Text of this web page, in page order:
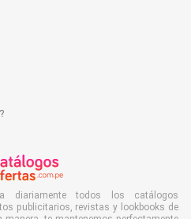
diariamente todos los catálogos
publicitarios, revistas y lookbooks de